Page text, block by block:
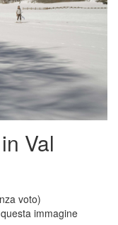
Val
voto)
immagine